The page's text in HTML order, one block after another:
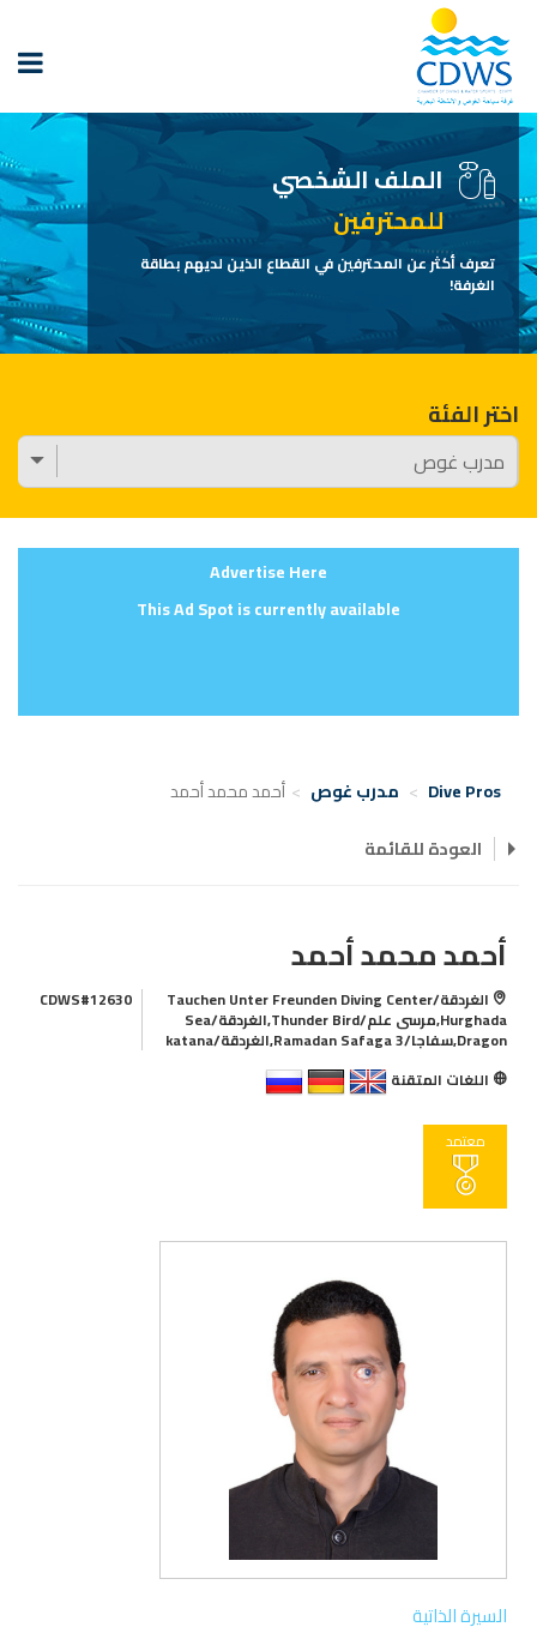
الملف الشخصي
للمحترفين
تعرف أكثر عن المحترفين في القطاع الذين لديهم بطاقة
الغرفة!
اختر الفئة
Advertise Here
This Ad Spot is currently available
Dive Pros مدرب غوص
أحمد محمد أحمد
العودة للقائمة
أحمد محمد أحمد
الغردقة/Tauchen Unter Freunden Diving Center
Hurghada,مرسى علم/Thunder Bird,الغردقة/Sea
Dragon,سفاجا/Ramadan Safaga 3,الغردقة/katana
CDWS#12630
اللغات المتقنة
معتمد
السيرة الذاتية